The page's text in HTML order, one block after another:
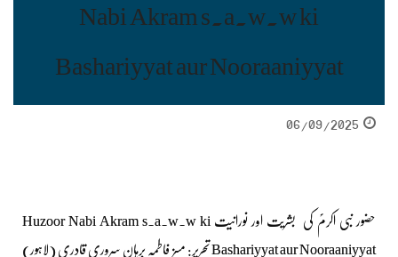
Nabi Akram s.a.w.w ki
Bashariyyat aur Nooraaniyyat
06/09/2025
حضور نبی اکرمؐ کی بشریت اور نورانیت Huzoor Nabi Akram s.a.w.w ki
Bashariyyat aur Nooraaniyyat تحریر: مسز فاطمہ برہان سروری قادری (لاہور)